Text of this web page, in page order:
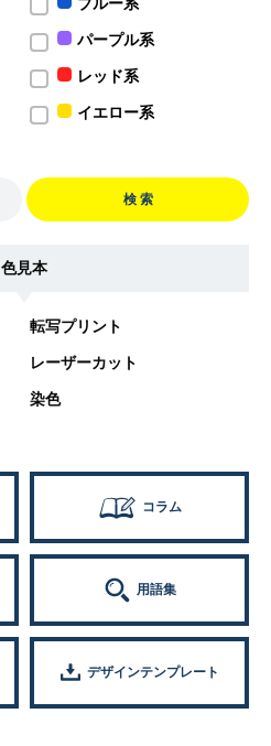
パープル系
レッド系
イエロー系
検 索
色見本
転写プリント
レーザーカット
染色
コラム
用語集
デザインテンプレート